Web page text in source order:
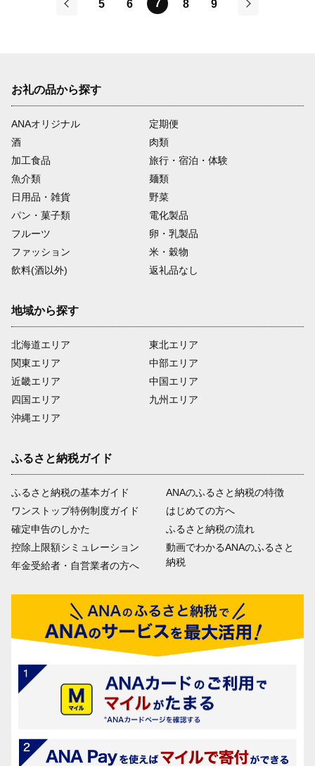
5 6 7 8
9
お礼の品から探す
ANAオリジナル
定期便
酒
肉類
加工食品
旅行・宿泊・体験
魚介類
麺類
日用品・雑貨
野菜
パン・菓子類
電化製品
フルーツ
卵・乳製品
ファッション
米・穀物
飲料(酒以外)
返礼品なし
地域から探す
北海道エリア
関東エリア
近畿エリア
四国エリア
沖縄エリア
東北エリア
中部エリア
中国エリア
九州エリア
ふるさと納税ガイド
ふるさと納税の基本ガイド
ワンストップ特例制度ガイド
確定申告のしかた
控除上限額シミュレーション
年金受給者・自営業者の方へ
ANAのふるさと納税の特徴
はじめての方へ
ふるさと納税の流れ
動画でわかるANAのふるさと
納税